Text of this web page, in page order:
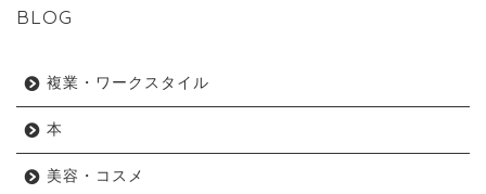
BLOG
複業・ワークスタイル
本
美容・コスメ